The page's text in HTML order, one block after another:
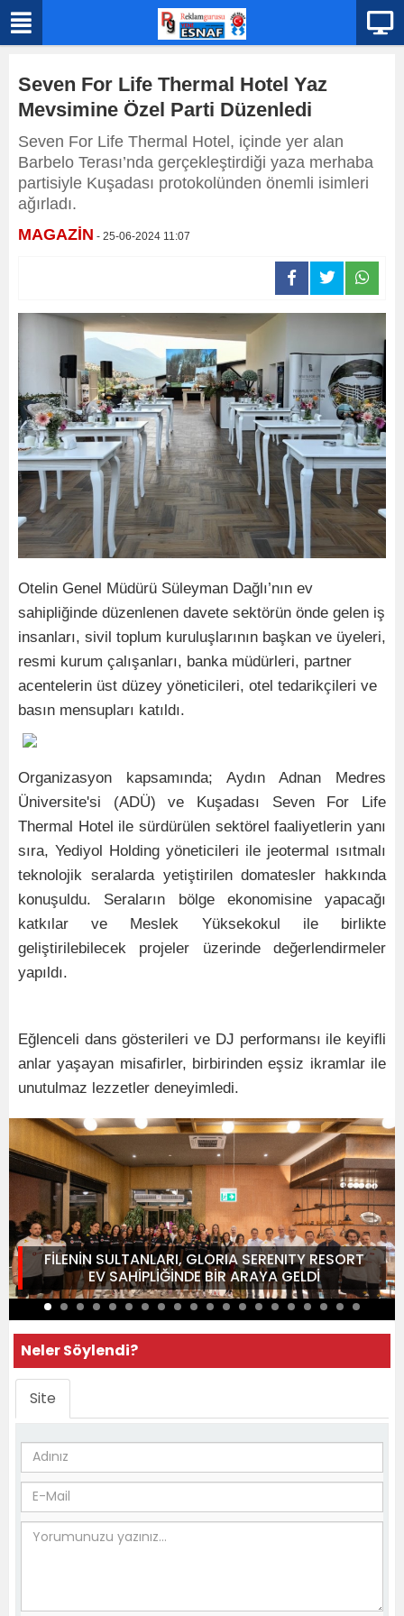
Seven For Life Thermal Hotel Yaz
Mevsimine Özel Parti Düzenledi
Seven For Life Thermal Hotel, içinde yer alan
Barbelo Terası’nda gerçekleştirdiği yaza merhaba
partisiyle Kuşadası protokolünden önemli isimleri
ağırladı.
MAGAZİN - 25-06-2024 11:07
Otelin Genel Müdürü Süleyman Dağlı’nın ev
sahipliğinde düzenlenen davete sektörün önde gelen iş
insanları, sivil toplum kuruluşlarının başkan ve üyeleri,
resmi kurum çalışanları, banka müdürleri, partner
acentelerin üst düzey yöneticileri, otel tedarikçileri ve
basın mensupları katıldı.
Organizasyon kapsamında; Aydın Adnan Medres
Üniversite'si (ADÜ) ve Kuşadası Seven For Life
Thermal Hotel ile sürdürülen sektörel faaliyetlerin yanı
sıra, Yediyol Holding yöneticileri ile jeotermal ısıtmalı
teknolojik seralarda yetiştirilen domatesler hakkında
konuşuldu. Seraların bölge ekonomisine yapacağı
katkılar ve Meslek Yüksekokul ile birlikte
geliştirilebilecek projeler üzerinde değerlendirmeler
yapıldı.
Eğlenceli dans gösterileri ve DJ performansı ile keyifli
anlar yaşayan misafirler, birbirinden eşsiz ikramlar ile
unutulmaz lezzetler deneyimledi.
FİLENİN SULTANLARI, GLORIA SERENITY RESORT
EV SAHİPLİĞİNDE BİR ARAYA GELDİ
Neler Söylendi?
Site